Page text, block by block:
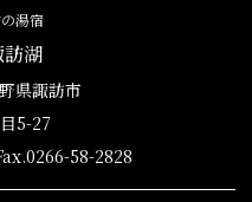
湯宿
湖
県諏訪市
5-27
58-2828